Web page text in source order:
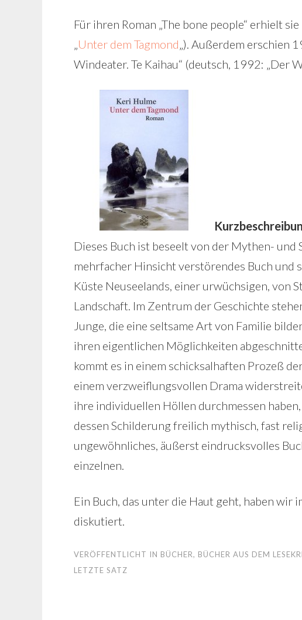
Für ihren Roman „The bone people“ erhielt
„Unter dem Tagmond„). Außerdem erschien
Windeater. Te Kaihau“ (deutsch, 1992: „Der
Dieses Buch ist beseelt von der Mythen-
mehrfacher Hinsicht verstörendes Buch und
Küste Neuseelands, einer urwüchsigen, von
Landschaft. Im Zentrum der Geschichte
Junge, die eine seltsame Art von Familie
ihren eigentlichen Möglichkeiten
kommt es in einem schicksalhaften Prozeß
einem verzweiflungsvollen Drama
ihre individuellen Höllen durchmessen
dessen Schilderung freilich mythisch, fast
ungewöhnliches, äußerst eindrucksvolles
einzelnen.
Ein Buch, das unter die Haut geht, haben
diskutiert.
VERÖFFENTLICHT IN BÜCHER, BÜCHER AUS DEM
LETZTE SATZ